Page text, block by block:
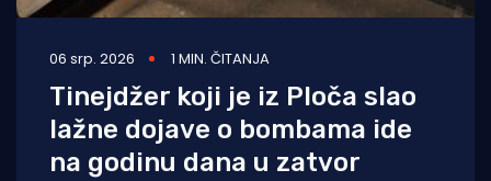
06 srp. 2026 1 MIN. ČITANJA
Tinejdžer koji je iz Ploča slao
lažne dojave o bombama ide
na godinu dana u zatvor